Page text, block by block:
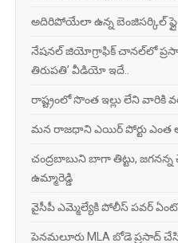
అదిరిపోయేలా ఉన్న బెంజిసర్కిల్‌
నేషనల్‌ జియోగ్రాఫిక్‌ చానల్‌లో
తిరుపతి’ వీడియో ఇదే..
రాష్ట్రంలో సొంత ఇల్లు లేని వారికి
మన రాజధాని ఎయిర్ పోర్టు ఎంత
చంద్రబాబుని బాగా తిట్టు,
ఉమ్మారెడ్డి
వైసీపీ ఎమ్మెల్యేకి పోలీస్ పవర్
పెనమలూరు MLA బోడె ప్రసాద్